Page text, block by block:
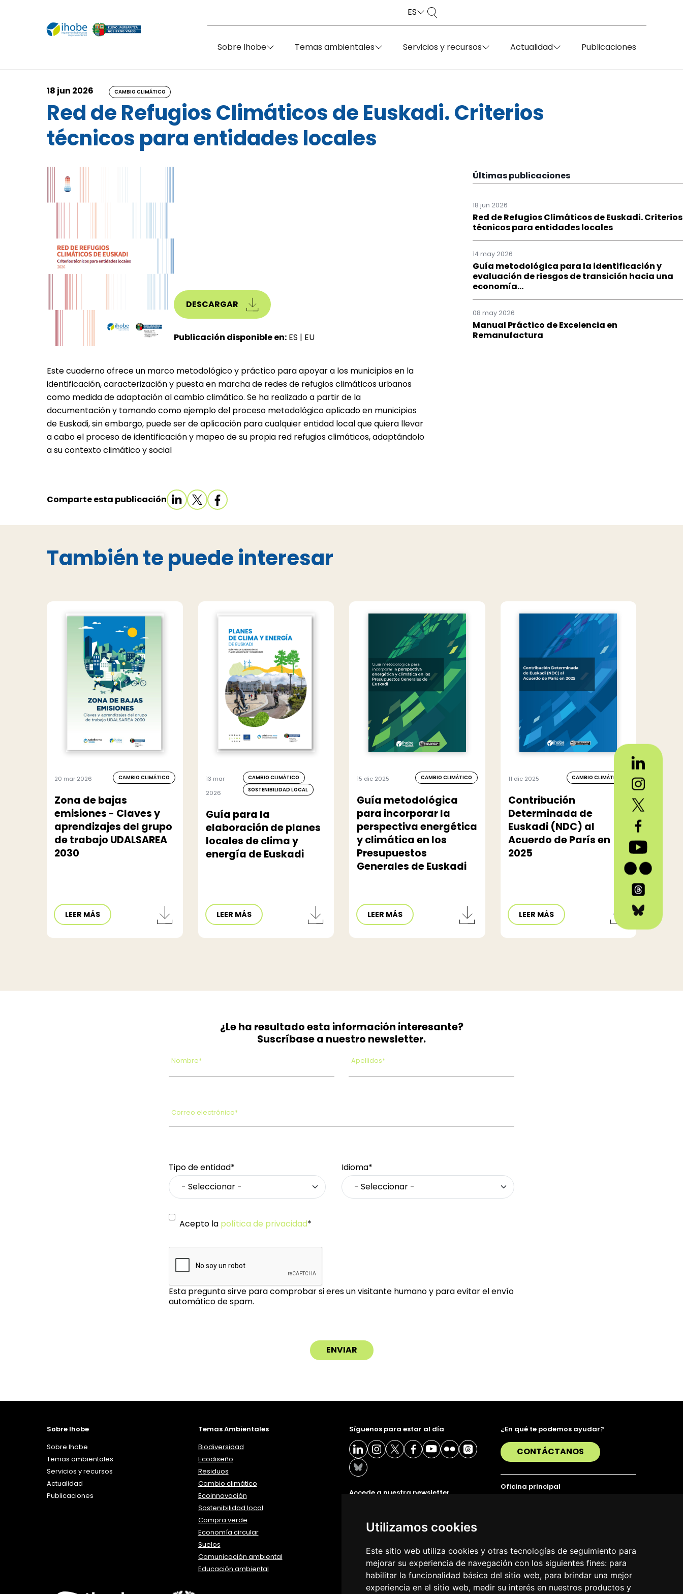
Utilizamos cookies
Este sitio web utiliza cookies y otras tecnologías de seguimiento para
mejorar su experiencia de navegación con los siguientes fines: para
habilitar la funcionalidad básica del sitio web, para brindar una mejor
experiencia en el sitio web, medir su interés en nuestros productos y
ES
Sobre Ihobe Temas ambientales Servicios y recursos Actualidad Publicaciones
18 jun 2026 CAMBIO CLIMÁTICO
Red de Refugios Climáticos de Euskadi. Criterios
técnicos para entidades locales
DESCARGAR
Publicación disponible en: ES | EU
Este cuaderno ofrece un marco metodológico y práctico para apoyar a los municipios en la
identificación, caracterización y puesta en marcha de redes de refugios climáticos urbanos
como medida de adaptación al cambio climático. Se ha realizado a partir de la
documentación y tomando como ejemplo del proceso metodológico aplicado en municipios
de Euskadi, sin embargo, puede ser de aplicación para cualquier entidad local que quiera llevar
a cabo el proceso de identificación y mapeo de su propia red refugios climáticos, adaptándolo
a su contexto climático y social
Comparte esta publicación
Últimas publicaciones
18 jun 2026
Red de Refugios Climáticos de Euskadi. Criterios
técnicos para entidades locales
14 may 2026
Guía metodológica para la identificación y
evaluación de riesgos de transición hacia una
economía...
08 may 2026
Manual Práctico de Excelencia en
Remanufactura
También te puede interesar
20 mar 2026 CAMBIO CLIMÁTICO
Zona de bajas
emisiones - Claves y
aprendizajes del grupo
de trabajo UDALSAREA
2030
LEER MÁS
13 mar
2026
CAMBIO CLIMÁTICO
SOSTENIBILIDAD LOCAL
Guía para la
elaboración de planes
locales de clima y
energía de Euskadi
LEER MÁS
15 dic 2025 CAMBIO CLIMÁTICO
Guía metodológica
para incorporar la
perspectiva energética
y climática en los
Presupuestos
Generales de Euskadi
LEER MÁS
11 dic 2025 CAMBIO CLIMÁTICO
Contribución
Determinada de
Euskadi (NDC) al
Acuerdo de París en
2025
LEER MÁS
¿Le ha resultado esta información interesante?
Suscríbase a nuestro newsletter.
Nombre* Apellidos*
Correo electrónico*
Tipo de entidad* Idioma*
Acepto la política de privacidad*
Esta pregunta sirve para comprobar si eres un visitante humano y para evitar el envío
automático de spam.
Sobre Ihobe
Sobre Ihobe
Temas ambientales
Servicios y recursos
Actualidad
Publicaciones
Temas Ambientales
Biodiversidad
Ecodiseño
Residuos
Cambio climático
Ecoinnovación
Sostenibilidad local
Compra verde
Economía circular
Suelos
Comunicación ambiental
Educación ambiental
Síguenos para estar al día
Accede a nuestra newsletter
¿En qué te podemos ayudar?
CONTÁCTANOS
Oficina principal